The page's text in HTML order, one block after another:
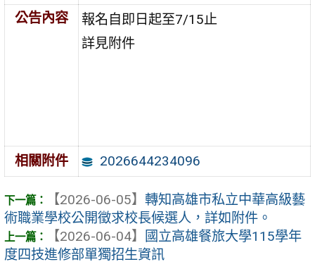
公告內容
報名自即日起至7/15止
詳見附件
相關附件 2026644234096
【2026-06-05】 轉知高雄市私立中華高級藝
術職業學校公開徵求校長候選人，詳如附件。
【2026-06-04】
國立高雄餐旅大學115學年
度四技進修部單獨招生資訊